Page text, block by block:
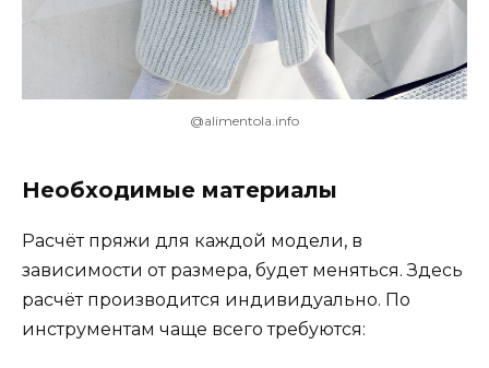
@alimentola.info
Необходимые материалы
Расчёт пряжи для каждой модели, в
зависимости от размера, будет меняться. Здесь
расчёт производится индивидуально. По
инструментам чаще всего требуются: